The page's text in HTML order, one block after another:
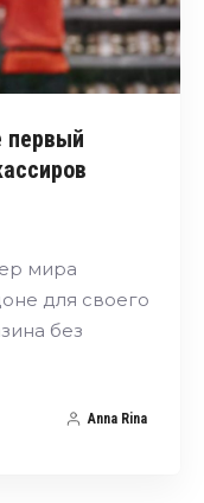
первый
мира
для своего
без
Anna Rina